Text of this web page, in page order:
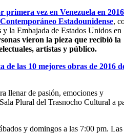
primera vez en Venezuela en 2016
Estadounidense,
y la Embajada de Estados Unidos en
vieron la pieza que recibió la
artistas y público.
de las 10 mejores obras de 2016
llenar de pasión, emociones y
Plural del Trasnocho Cultural a
y domingos a las 7:00 pm. Las